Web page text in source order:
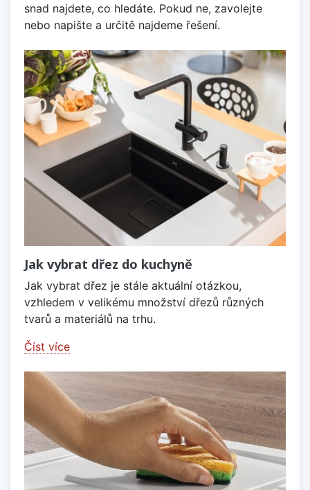
snad najdete, co hledáte. Pokud ne, zavolejte
nebo napište a určitě najdeme řešení.
Jak vybrat dřez do kuchyně
Jak vybrat dřez je stále aktuální otázkou,
vzhledem v velikému množství dřezů různých
tvarů a materiálů na trhu.
Číst více